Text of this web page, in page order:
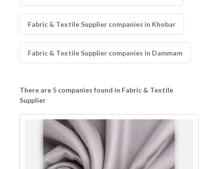
Fabric & Textile Supplier companies in Khobar
Fabric & Textile Supplier companies in Dammam
There are 5 companies found in Fabric & Textile
Supplier